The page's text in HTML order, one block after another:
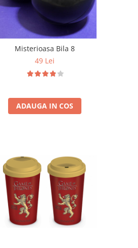
Misterioasa Bila 8
49 Lei
ADAUGA IN COS